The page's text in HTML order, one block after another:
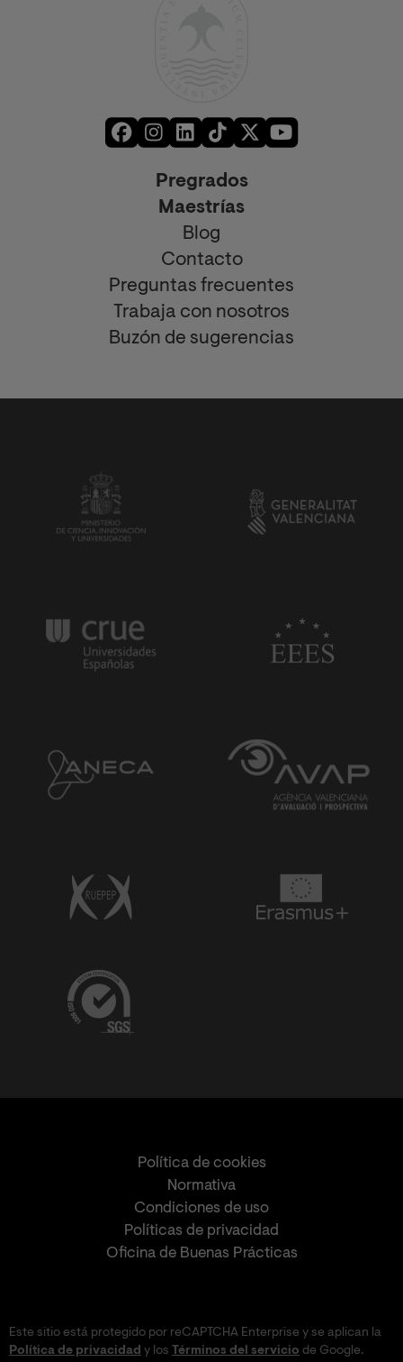
Pregrados
Maestrías
Blog
Contacto
Preguntas frecuentes
Trabaja con nosotros
Buzón de sugerencias
Política de cookies
Normativa
Condiciones de uso
Políticas de privacidad
Oficina de Buenas Prácticas
Este sitio está protegido por reCAPTCHA Enterprise y se aplican la
Política de privacidad y los Términos del servicio de Google.